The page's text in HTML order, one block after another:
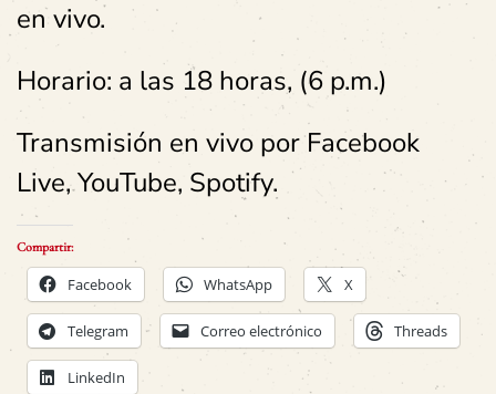
en vivo.
Horario: a las 18 horas, (6 p.m.)
Transmisión en vivo por Facebook
Live, YouTube, Spotify.
Compartir:
Facebook WhatsApp X
Telegram Correo electrónico Threads
LinkedIn